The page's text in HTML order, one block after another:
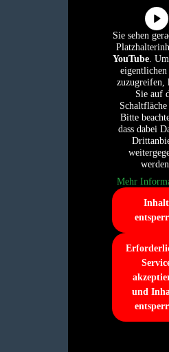
Sie sehen
YouTube.
zuzugreifen,
Sie auf
Schaltfläche
Bitte
dass dabei
werden.
Mehr
Inhalt
und